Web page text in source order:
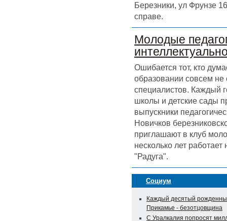
Березники, ул Фрунзе
справе.
Молодые
Ошибается тот, кто
образовании совсем
специалистов. Каждый
школы и детские сады
выпускники
Новичков
приглашают в клуб
несколько лет
"Радуга".
Социум
Каждый десятый
Прикамье - безотцовщина
С Уралкалия попросят